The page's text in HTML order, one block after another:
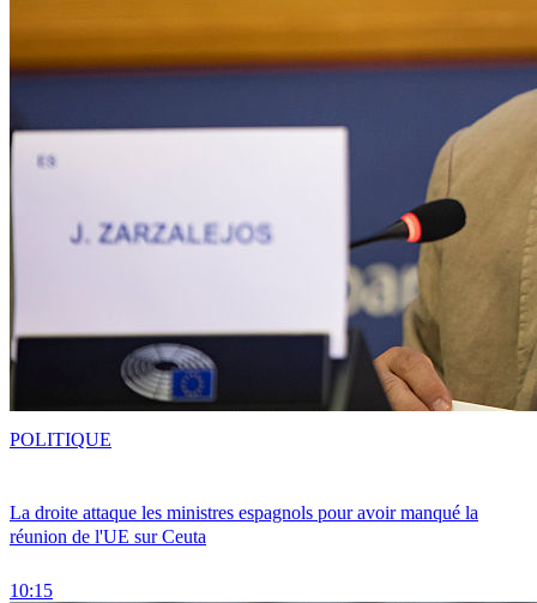
La droite attaque les ministres espagnols pour avoir manqué la
réunion de l'UE sur Ceuta
10:15
POLITIQUE